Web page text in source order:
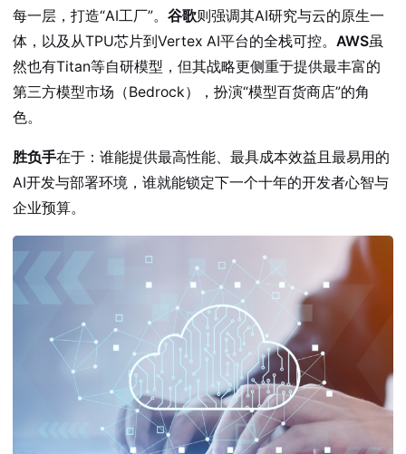
每一层，打造“AI工厂”。 谷歌则强调其AI研究与云的原生一
体，以及从TPU芯片到Vertex AI平台的全栈可控。 AWS虽
然也有Titan等自研模型，但其战略更侧重于提供最丰富的
第三方模型市场（Bedrock），扮演“模型百货商店”的角
色。
胜负手在于：谁能提供最高性能、最具成本效益且最易用的
AI开发与部署环境，谁就能锁定下一个十年的开发者心智与
企业预算。